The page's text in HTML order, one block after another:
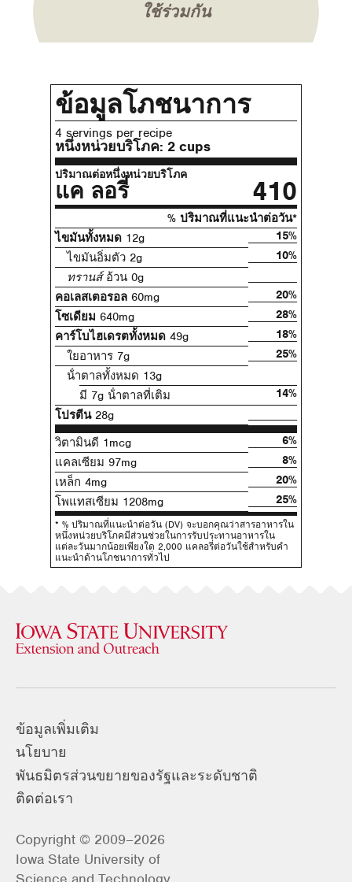
ใช้ร่วมกัน
ข้อมูลโภชนาการ
4 servings per recipe
หนึ่งหน่วยบริโภค: 2 cups
ปริมาณต่อหนึ่งหน่วยบริโภค
แค ลอรี่ 410
% ปริมาณที่แนะนําต่อวัน*
ไขมันทั้งหมด 12g
15%
ไขมันอิ่มตัว 2g
10%
ทรานส์อ้วน 0g
คอเลสเตอรอล 60mg
20%
โซเดียม 640mg
28%
คาร์โบไฮเดรตทั้งหมด 49g
18%
ใยอาหาร 7g
25%
น้ําตาลทั้งหมด 13g
มี 7g น้ําตาลที่เติม
14%
โปรตีน28g
วิตามินดี 1mcg
6%
แคลเซียม 97mg
8%
เหล็ก 4mg
20%
โพแทสเซียม 1208mg
25%
* % ปริมาณที่แนะนําต่อวัน (DV) จะบอกคุณว่าสารอาหารใน
หนึ่งหน่วยบริโภคมีส่วนช่วยในการรับประทานอาหารใน
แต่ละวันมากน้อยเพียงใด 2,000 แคลอรี่ต่อวันใช้สําหรับคํา
แนะนําด้านโภชนาการทั่วไป
ข้อมูลเพิ่มเติม
นโยบาย
พันธมิตรส่วนขยายของรัฐและระดับชาติ
ติดต่อเรา
Copyright © 2009–2026
Iowa State University of